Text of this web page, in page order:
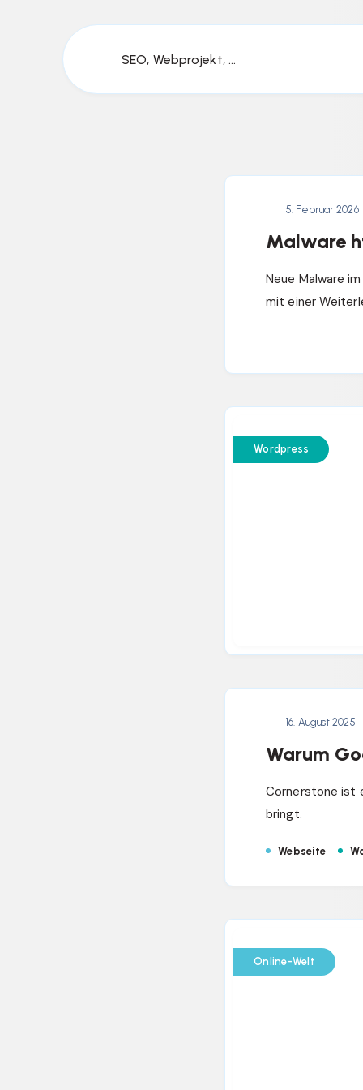
SEO, Webprojekt, ...
5. Februar 2026
Malware
Neue Malware
mit einer
Wordpress
16. August 2025
Warum
Cornerstone ist
bringt.
Webseite
Online-Welt